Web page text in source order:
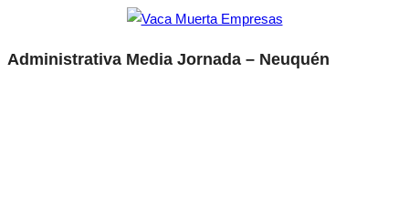
Administrativa Media Jornada – Neuquén